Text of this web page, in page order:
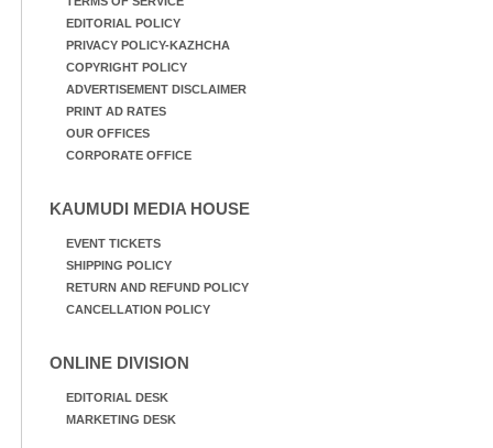
EDITORIAL POLICY
PRIVACY POLICY-KAZHCHA
COPYRIGHT POLICY
ADVERTISEMENT DISCLAIMER
PRINT AD RATES
OUR OFFICES
CORPORATE OFFICE
KAUMUDI MEDIA HOUSE
EVENT TICKETS
SHIPPING POLICY
RETURN AND REFUND POLICY
CANCELLATION POLICY
ONLINE DIVISION
EDITORIAL DESK
MARKETING DESK